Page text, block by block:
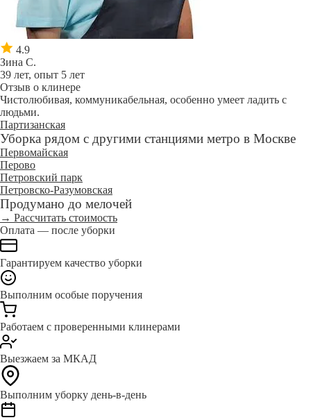
4.9
Зина С.
39 лет, опыт 5 лет
Отзыв о клинере
Чистолюбивая, коммуникабельная, особенно умеет ладить с
людьми.
Партизанская
Уборка рядом с другими станциями метро в Москве
Первомайская
Перово
Петровский парк
Петровско-Разумовская
Продумано до мелочей
→ Рассчитать стоимость
Оплата — после уборки
Гарантируем качество уборки
Выполним особые поручения
Работаем с проверенными клинерами
Выезжаем за МКАД
Выполним уборку день-в-день